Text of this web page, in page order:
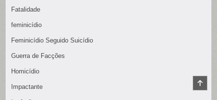
Fatalidade
feminicídio
Feminicídio Seguido Suicídio
Guerra de Facções
Homicídio
Impactante
TO